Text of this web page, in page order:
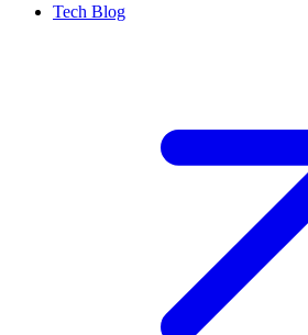
Tech Blog